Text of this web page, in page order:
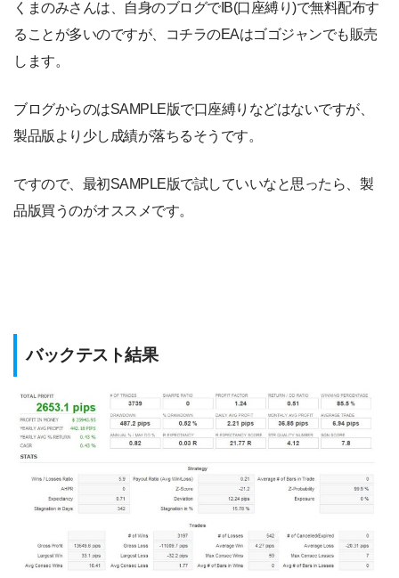
くまのみさんは、自身のブログでIB(口座縛り)で無料配布す
ることが多いのですが、コチラのEAはゴゴジャンでも販売
します。
ブログからのはSAMPLE版で口座縛りなどはないですが、
製品版より少し成績が落ちるそうです。
ですので、最初SAMPLE版で試していいなと思ったら、製
品版買うのがオススメです。
バックテスト結果